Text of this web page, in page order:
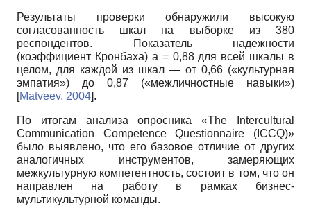
Результаты проверки обнаружили высокую
согласованность шкал на выборке из 380
респондентов. Показатель надежности
(коэффициент Кронбаха) а = 0,88 для всей шкалы в
целом, для каждой из шкал — от 0,66 («культурная
эмпатия») до 0,87 («межличностные навыки»)
[Matveev, 2004].
По итогам анализа опросника «The Intercultural
Communication Competence Questionnaire (ICСQ)»
было выявлено, что его базовое отличие от других
аналогичных инструментов, замеряющих
межкультурную компетентность, состоит в том, что он
направлен на работу в рамках бизнес-
мультикультурной команды.